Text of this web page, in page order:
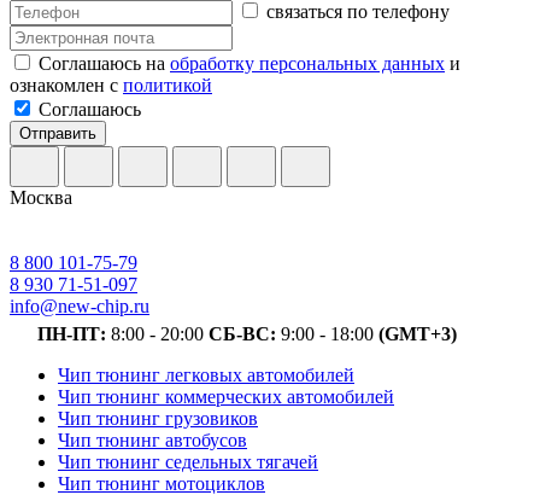
связаться по телефону
Соглашаюсь на обработку персональных данных и
ознакомлен с политикой
Соглашаюсь
Отправить
Москва
8 800 101-75-79
8 930 71-51-097
info@new-chip.ru
ПН-ПТ: 8:00 - 20:00 СБ-ВС: 9:00 - 18:00 (GMT+3)
Чип тюнинг легковых автомобилей
Чип тюнинг коммерческих автомобилей
Чип тюнинг грузовиков
Чип тюнинг автобусов
Чип тюнинг седельных тягачей
Чип тюнинг мотоциклов